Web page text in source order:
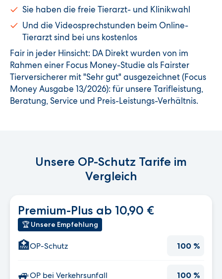
Sie haben die freie Tierarzt- und Klinikwahl
Und die Videosprechstunden beim Online-
Tierarzt sind bei uns kostenlos
Fair in jeder Hinsicht: DA Direkt wurden von im
Rahmen einer Focus Money-Studie als Fairster
Tierversicherer mit "Sehr gut" ausgezeichnet (Focus
Money Ausgabe 13/2026): für unsere Tarifleistung,
Beratung, Service und Preis-Leistungs-Verhältnis.
Unsere OP-Schutz Tarife im
Vergleich
Premium-Plus ab 10,90 €
🏆 Unsere Empfehlung
🏥OP-Schutz 100 %
🚙OP bei Verkehrsunfall 100 %